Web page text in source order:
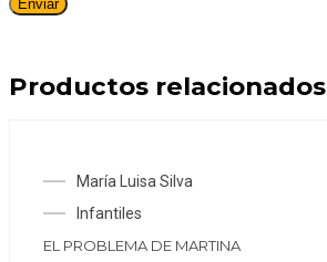
Productos relacionados
María Luisa Silva
Infantiles
EL PROBLEMA DE MARTINA